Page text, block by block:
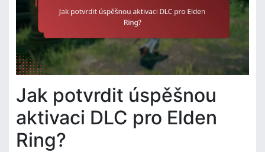
Jak potvrdit úspěšnou
aktivaci DLC pro Elden
Ring?